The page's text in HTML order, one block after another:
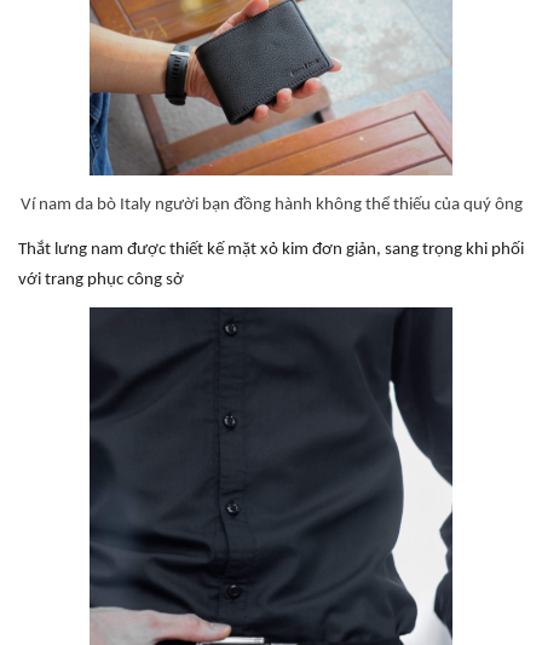
Ví nam da bò Italy người bạn đồng hành không thể thiếu của quý ông
Thắt lưng nam được thiết kế mặt xỏ kim đơn giản, sang trọng khi phối
với trang phục công sở